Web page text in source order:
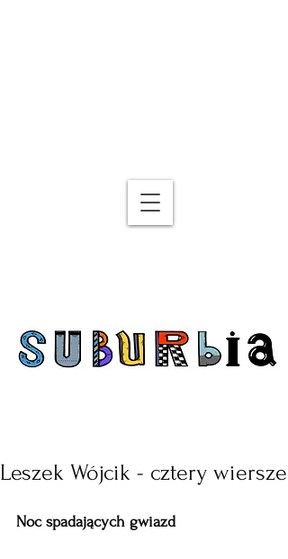
Leszek Wójcik - cztery wiersze
Noc spadających gwiazd